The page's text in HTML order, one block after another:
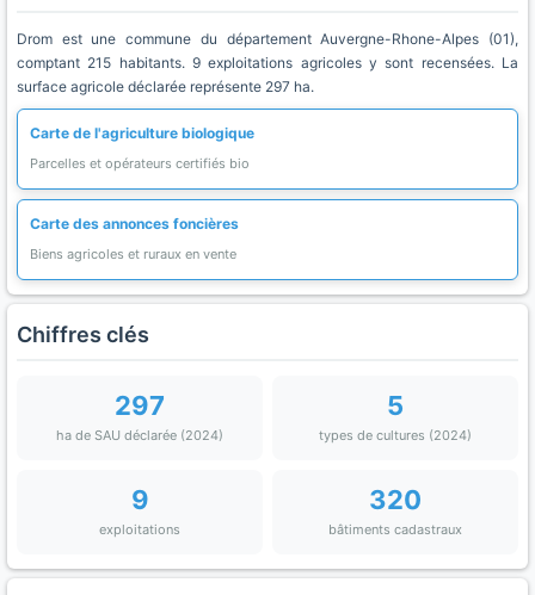
Drom est une commune du département Auvergne-Rhone-Alpes (01),
comptant 215 habitants. 9 exploitations agricoles y sont recensées. La
surface agricole déclarée représente 297 ha.
Carte de l'agriculture biologique
Parcelles et opérateurs certifiés bio
Carte des annonces foncières
Biens agricoles et ruraux en vente
Chiffres clés
297
ha de SAU déclarée (2024)
5
types de cultures (2024)
9
exploitations
320
bâtiments cadastraux